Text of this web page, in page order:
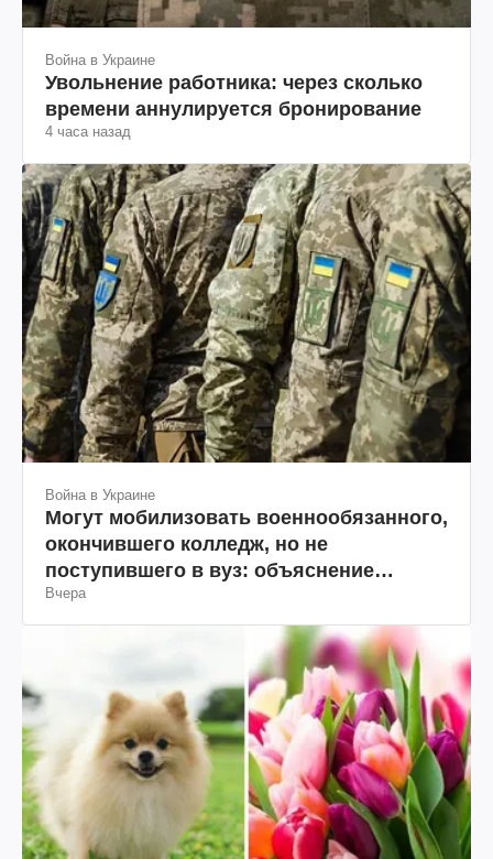
Война в Украине
Увольнение работника: через сколько
времени аннулируется бронирование
4 часа назад
Война в Украине
Могут мобилизовать военнообязанного,
окончившего колледж, но не
поступившего в вуз: объяснение
юриста
Вчера